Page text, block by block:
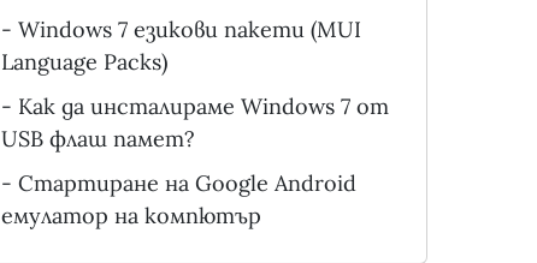
- Windows 7 езикови пакети (MUI
Language Packs)
- Как да инсталираме Windows 7 от
USB флаш памет?
- Стартиране на Google Android
емулатор на компютър